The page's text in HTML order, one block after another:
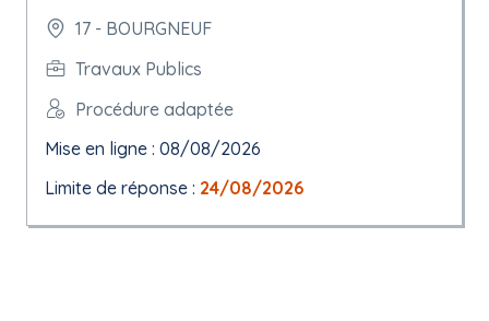
17 - BOURGNEUF
Travaux Publics
Procédure adaptée
Mise en ligne : 08/08/2026
Limite de réponse : 24/08/2026